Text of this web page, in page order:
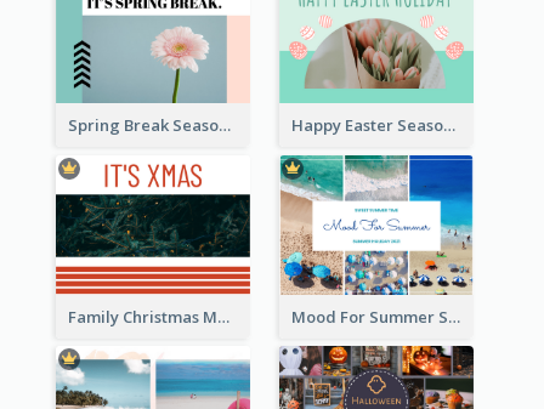
Spring Break Seasonal Photo Book Happy Easter Seasonal Photo Book
Family Christmas Memories Seasonal Photo Book Mood For Summer Seasonal Photo Book